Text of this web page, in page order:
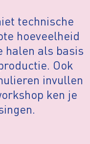
technische
hoeveelheid
halen als basis
Ook
invullen
ken je